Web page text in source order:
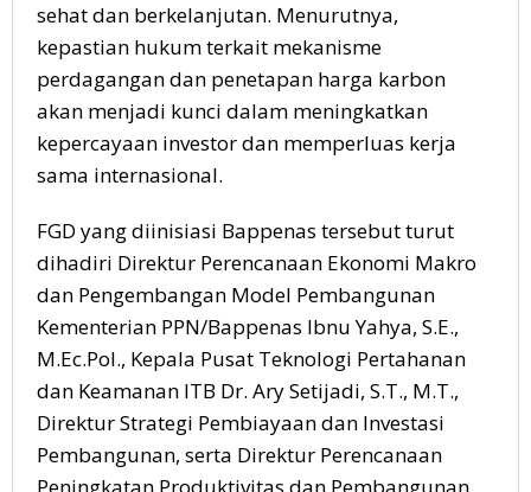
sehat dan berkelanjutan. Menurutnya,
kepastian hukum terkait mekanisme
perdagangan dan penetapan harga karbon
akan menjadi kunci dalam meningkatkan
kepercayaan investor dan memperluas kerja
sama internasional.
FGD yang diinisiasi Bappenas tersebut turut
dihadiri Direktur Perencanaan Ekonomi Makro
dan Pengembangan Model Pembangunan
Kementerian PPN/Bappenas Ibnu Yahya, S.E.,
M.Ec.Pol., Kepala Pusat Teknologi Pertahanan
dan Keamanan ITB Dr. Ary Setijadi, S.T., M.T.,
Direktur Strategi Pembiayaan dan Investasi
Pembangunan, serta Direktur Perencanaan